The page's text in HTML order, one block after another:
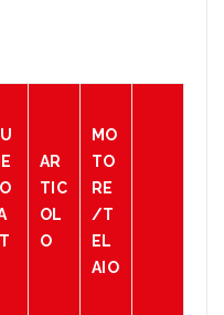
AR
TIC
OL
O
MO
TO
RE
/T
EL
AIO